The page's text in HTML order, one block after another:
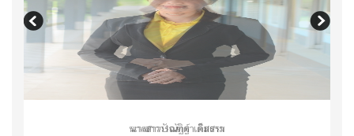
นางสาววรณัฏฐ์ เต็มราม